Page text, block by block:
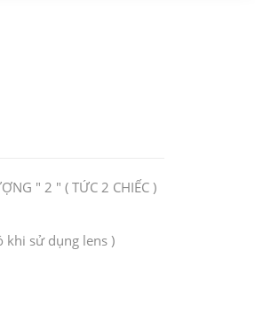
" 2 " ( TỨC 2 CHIẾC )
khi sử dụng lens )